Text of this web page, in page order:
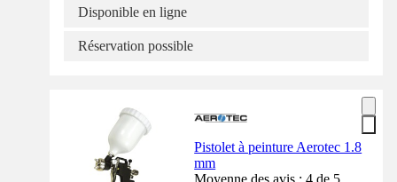
Disponible en ligne
Réservation possible
Pistolet à peinture Aerotec 1.8
mm
Moyenne des avis : 4 de 5